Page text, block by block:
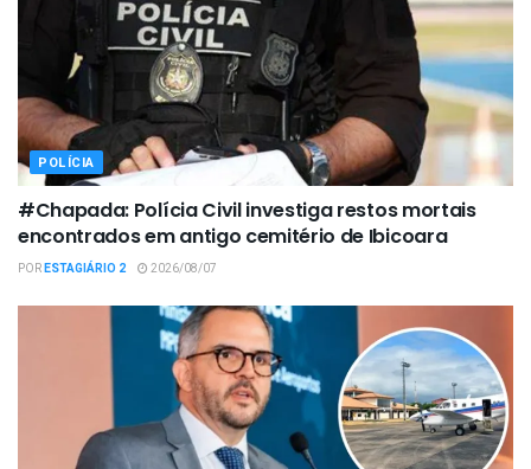
POLÍCIA
#Chapada: Polícia Civil investiga restos mortais
encontrados em antigo cemitério de Ibicoara
PORESTAGIÁRIO 2 2026/08/07